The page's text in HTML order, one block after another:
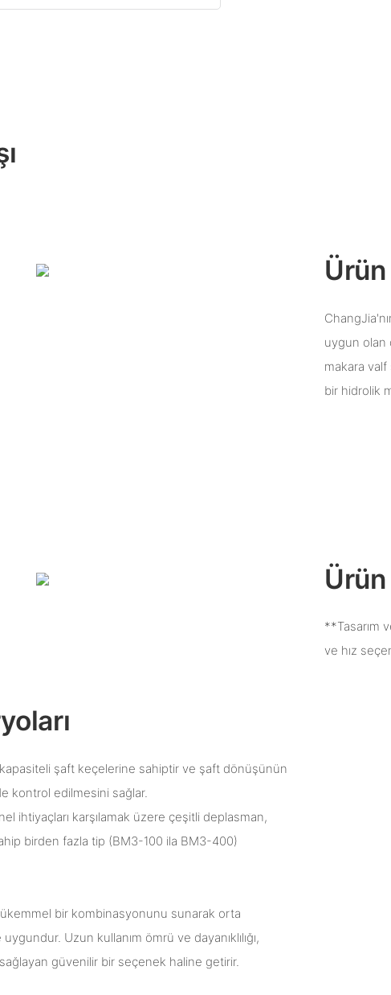
uygun olan
makara
bir hidrolik
Ürün
**Tasarım
ve hız
şaft keçelerine sahiptir ve şaft dönüşünün
kontrol edilmesini sağlar.
ihtiyaçları karşılamak üzere çeşitli deplasman,
birden fazla tip (BM3-100 ila BM3-400)
bir kombinasyonunu sunarak orta
Uzun kullanım ömrü ve dayanıklılığı,
sağlayan güvenilir bir seçenek haline getirir.